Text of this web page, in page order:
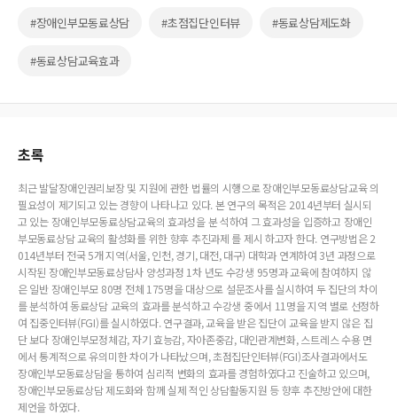
#장애인부모동료상담 #초점집단인터뷰 #동료상담제도화
#동료상담교육효과
초록
최근 발달장애인권리보장 및 지원에 관한 법률의 시행으로 장애인부모동료상담교육 의
필요성이 제기되고 있는 경향이 나타나고 있다. 본 연구의 목적은 2014년부터 실시되
고 있는 장애인부모동료상담교육의 효과성을 분 석하여 그 효과성을 입증하고 장애인
부모동료상담 교육의 활성화를 위한 향후 추진과제 를 제시 하고자 한다. 연구방법은 2
014년부터 전국 5개 지역(서울, 인천, 경기, 대전, 대구) 대학과 연계하여 3년 과정으로
시작된 장애인부모동료상담사 양성과정 1차 년도 수강생 95명과 교육에 참여하지 않
은 일반 장애인부모 80명 전체 175명을 대상으로 설문조사를 실시하여 두 집단의 차이
를 분석하여 동료상담 교육의 효과를 분석하고 수강생 중에서 11명을 지역 별로 선정하
여 집중인터뷰(FGI)를 실시하였다. 연구결과, 교육을 받은 집단이 교육을 받지 않은 집
단 보다 장애인부모정체감, 자기 효능감, 자아존중감, 대인관계변화, 스트레스 수용 면
에서 통계적으로 유의미한 차이가 나타났으며, 초점집단인터뷰(FGI)조사결과에서도
장애인부모동료상담을 통하여 심리적 변화의 효과를 경험하였다고 진술하고 있으며,
장애인부모동료상담 제도화와 함께 실제 적인 상담활동지원 등 향후 추진방안에 대한
제언을 하였다.